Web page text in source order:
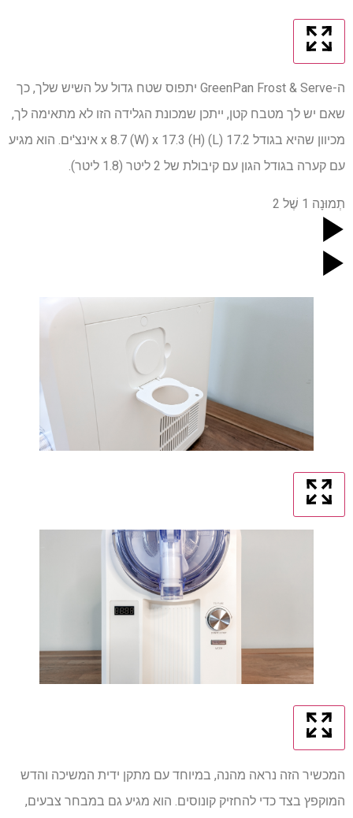
ה-GreenPan Frost & Serve יתפוס שטח גדול על השיש שלך, כך
שאם יש לך מטבח קטן, ייתכן שמכונת הגלידה הזו לא מתאימה לך,
מכיוון שהיא בגודל 17.2 (L) x 8.7 (W) x 17.3 (H) אינצ'ים. הוא מגיע
עם קערה בגודל הגון עם קיבולת של 2 ליטר (1.8 ליטר).
תְמוּנָה 1 שֶׁל 2
המכשיר הזה נראה מהנה, במיוחד עם מתקן ידית המשיכה והדש
המוקפץ בצד כדי להחזיק קונוסים. הוא מגיע גם במבחר צבעים,